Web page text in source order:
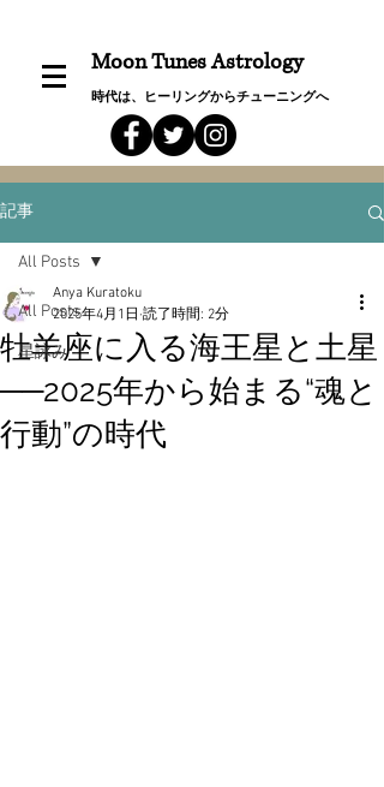
Moon Tunes Astrology
時代は、ヒーリングからチューニングへ
記事
All Posts
星詠み
All Posts
牡羊座に入る海王星と土星
──2025年から始まる“魂と
行動”の時代
Anya Kuratoku
2025年4月1日 読了時間: 2分